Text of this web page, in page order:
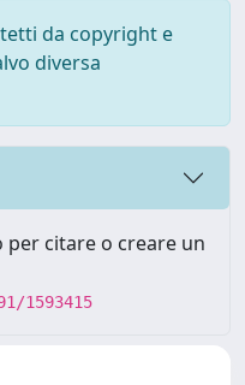
da copyright e
diversa
citare o creare un
1593415